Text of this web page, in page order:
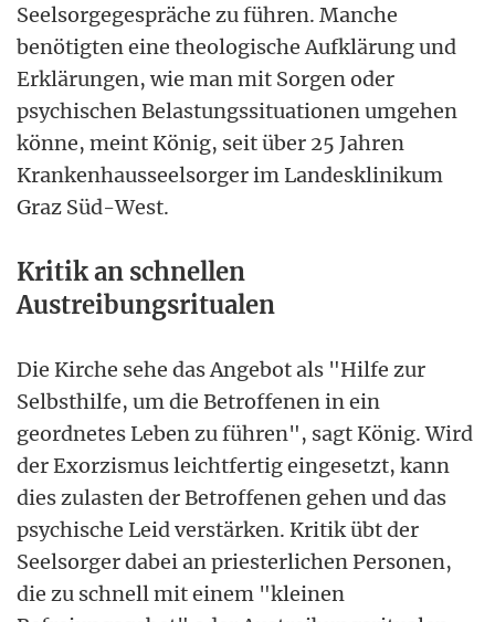
Seelsorgegespräche zu führen. Manche
benötigten eine theologische Aufklärung und
Erklärungen, wie man mit Sorgen oder
psychischen Belastungssituationen umgehen
könne, meint König, seit über 25 Jahren
Krankenhausseelsorger im Landesklinikum
Graz Süd-West.
Kritik an schnellen
Austreibungsritualen
Die Kirche sehe das Angebot als "Hilfe zur
Selbsthilfe, um die Betroffenen in ein
geordnetes Leben zu führen", sagt König. Wird
der Exorzismus leichtfertig eingesetzt, kann
dies zulasten der Betroffenen gehen und das
psychische Leid verstärken. Kritik übt der
Seelsorger dabei an priesterlichen Personen,
die zu schnell mit einem "kleinen